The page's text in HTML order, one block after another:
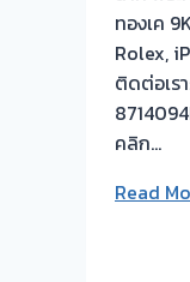
ทองเค
Rolex,
ติดต่อเร
คลิก…
Read